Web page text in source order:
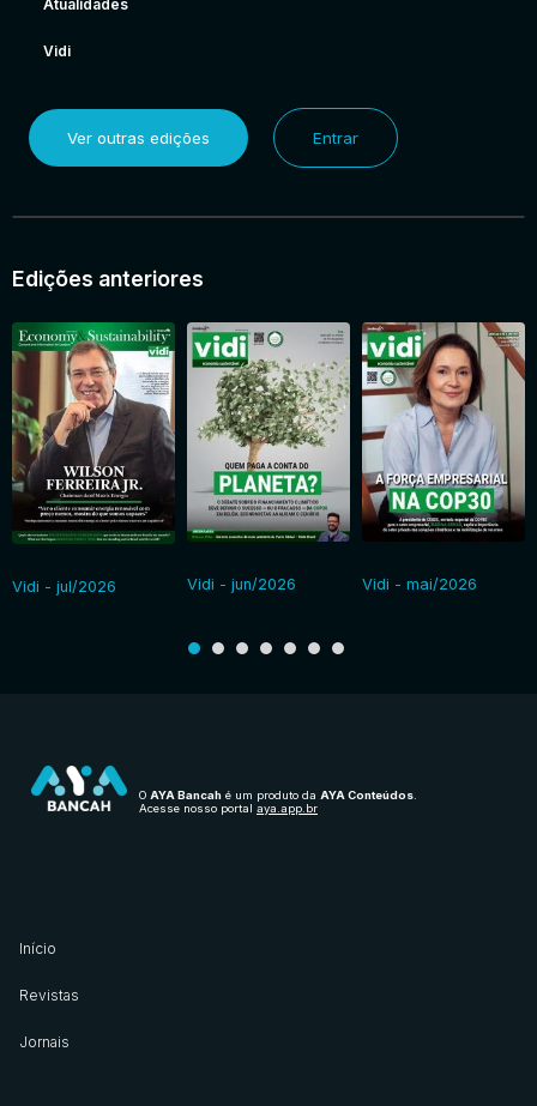
Atualidades
Vidi
Ver outras edições Entrar
Edições anteriores
Vidi - jul/2026 Vidi - jun/2026 Vidi - mai/2026
O AYA Bancah é um produto da AYA Conteúdos
Acesse nosso portal aya.app.br
Início
Revistas
Jornais